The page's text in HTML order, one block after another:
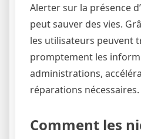
Alerter sur la présence
peut sauver des vies.
les utilisateurs peuvent
promptement les
administrations,
réparations nécessaires.
Comment les